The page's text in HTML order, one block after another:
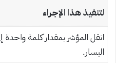
لتنفيذ هذا الإجراء
انقل المؤشر بمقدار كلمة واحدة
اليسار.